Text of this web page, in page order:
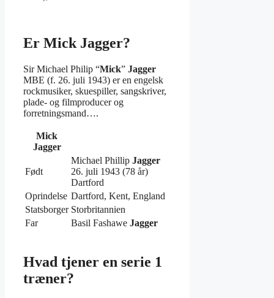
Er Mick Jagger?
Sir Michael Philip “Mick” Jagger
MBE (f. 26. juli 1943) er en engelsk
rockmusiker, skuespiller, sangskriver,
plade- og filmproducer og
forretningsmand….
Mick
Jagger
Født
Michael Phillip Jagger
26. juli 1943 (78 år)
Dartford
Oprindelse Dartford, Kent, England
Statsborger Storbritannien
Far
Basil Fashawe Jagger
Hvad tjener en serie 1
træner?